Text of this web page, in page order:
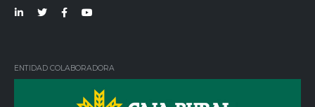
ENTIDAD COLABORADORA